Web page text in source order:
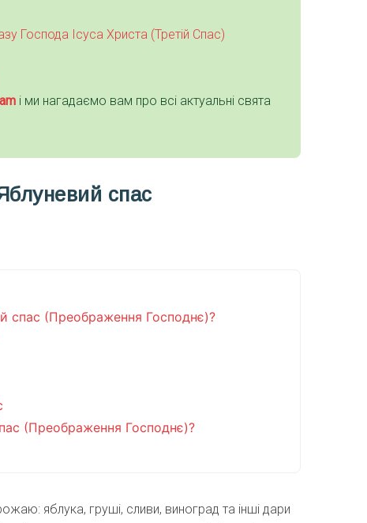
Господа Ісуса Христа (Третій Спас)
m і ми нагадаємо вам про всі актуальні свята
спас
спас (Преображення Господнє)?
(Преображення Господнє)?
яблука, груші, сливи, виноград та інші дари